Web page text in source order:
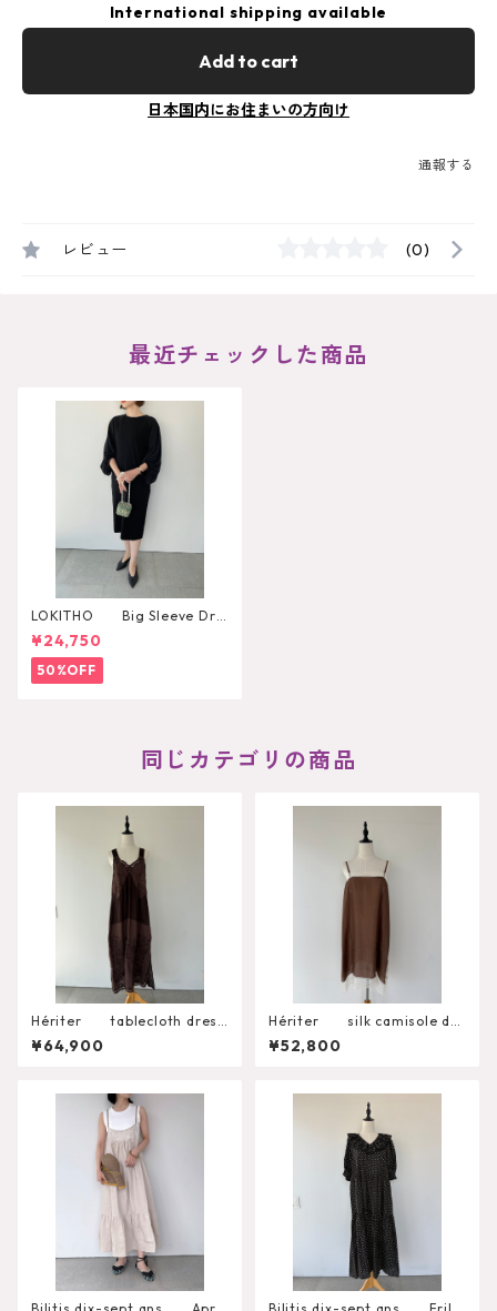
International shipping available
Add to cart
日本国内にお住まいの方向け
通報する
レビュー (0)
最近チェックした商品
LOKITHO Big Sleeve Dre
ss
¥24,750
50%OFF
同じカテゴリの商品
Hériter tablecloth dress
H0-00-7060
¥64,900
Hériter silk camisole dre
ss H2-26-7001
¥52,800